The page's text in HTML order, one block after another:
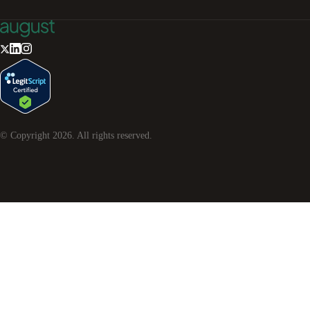
© Copyright 2026. All rights reserved.